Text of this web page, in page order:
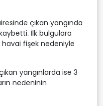
çıkan yangında
İlk bulgulara
havai fişek nedeniyle
yangınlarda ise 3
nedeninin